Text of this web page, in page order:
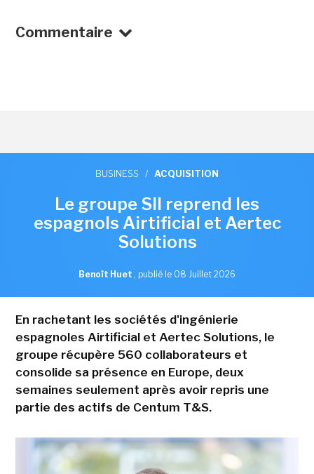
Commentaire
BUSINESS / ACQUISITION
Le groupe SII reprend les
espagnols Airtificial et Aertec
Solutions
Benoît Huet , publié le 08 Juillet 2026
En rachetant les sociétés d'ingénierie
espagnoles Airtificial et Aertec Solutions, le
groupe récupère 560 collaborateurs et
consolide sa présence en Europe, deux
semaines seulement après avoir repris une
partie des actifs de Centum T&S.